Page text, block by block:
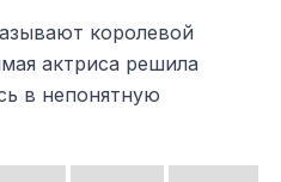
королевой
актриса решила
в непонятную